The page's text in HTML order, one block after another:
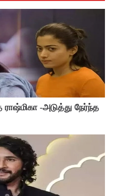
-அடுத்து நேர்ந்த